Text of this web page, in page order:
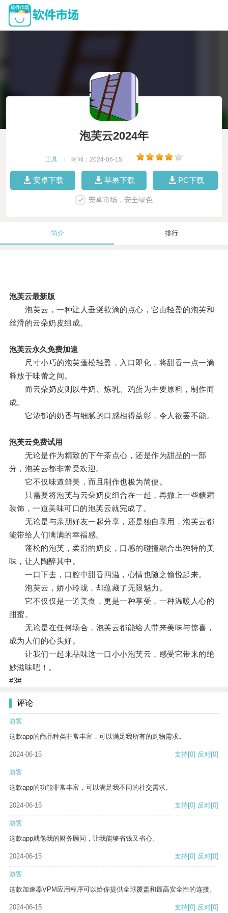
泡芙云2024年
工具 时间：2024-06-15
安卓下载 苹果下载 PC下载
安卓市场，安全绿色
简介 排行
泡芙云最新版
泡芙云，一种让人垂涎欲滴的点心，它由轻盈的泡芙和
丝滑的云朵奶皮组成。
泡芙云永久免费加速
尺寸小巧的泡芙蓬松轻盈，入口即化，将甜香一点一滴
释放于味蕾之间。
而云朵奶皮则以牛奶、炼乳、鸡蛋为主要原料，制作而
成。
它浓郁的奶香与细腻的口感相得益彰，令人欲罢不能。
泡芙云免费试用
无论是作为精致的下午茶点心，还是作为甜品的一部
分，泡芙云都非常受欢迎。
它不仅味道鲜美，而且制作也极为简便。
只需要将泡芙与云朵奶皮组合在一起，再撒上一些糖霜
装饰，一道美味可口的泡芙云就完成了。
无论是与亲朋好友一起分享，还是独自享用，泡芙云都
能带给人们满满的幸福感。
蓬松的泡芙，柔滑的奶皮，口感的碰撞融合出独特的美
味，让人陶醉其中。
一口下去，口腔中甜香四溢，心情也随之愉悦起来。
泡芙云，娇小玲珑，却蕴藏了无限魅力。
它不仅仅是一道美食，更是一种享受，一种温暖人心的
甜蜜。
无论是在任何场合，泡芙云都能给人带来美味与惊喜，
成为人们的心头好。
让我们一起来品味这一口小小泡芙云，感受它带来的绝
妙滋味吧！。
#3#
评论
游客
这款app的商品种类非常丰富，可以满足我所有的购物需求。
2024-06-15 支持[0] 反对[0]
游客
这款app的功能非常丰富，可以满足我不同的社交需求。
2024-06-15 支持[0] 反对[0]
游客
这款app就像我的财务顾问，让我能够省钱又省心。
2024-06-15 支持[0] 反对[0]
游客
这款加速器VPM应用程序可以给你提供全球覆盖和最高安全性的连接。
2024-06-15 支持[0] 反对[0]